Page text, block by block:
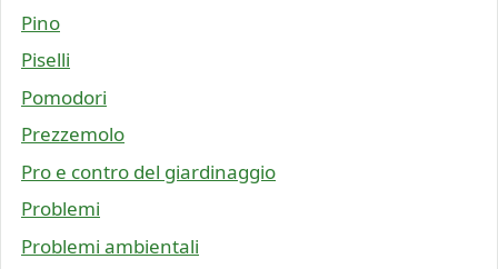
Pino
Piselli
Pomodori
Prezzemolo
Pro e contro del giardinaggio
Problemi
Problemi ambientali